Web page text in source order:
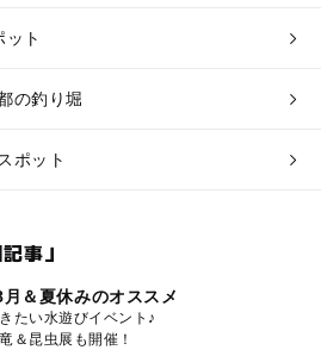
ト
の釣り堀
ポット
事」
月＆夏休みのオススメ
たい水遊びイベント♪
＆昆虫展も開催！